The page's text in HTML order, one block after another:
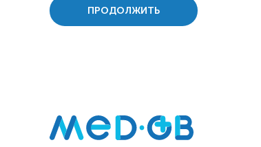
Респираторное оборудование
ПРОДОЛЖИТЬ